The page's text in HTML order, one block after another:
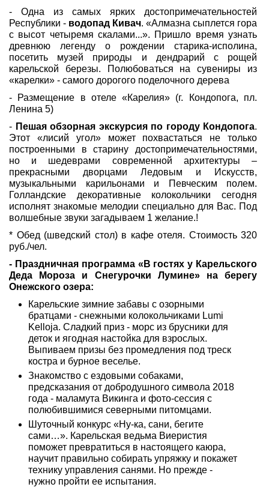
- Одна из самых ярких достопримечательностей
Республики - водопад Кивач. «Алмазна сыплется гора
с высот четыремя скалами...». Пришло время узнать
древнюю легенду о рождении старика-исполина,
посетить музей природы и дендрарий с рощей
карельской березы. Полюбоваться на сувениры из
«карелки» - самого дорогого поделочного дерева
- Размещение в отеле «Карелия» (г. Кондопога, пл.
Ленина 5)
- Пешая обзорная экскурсия по городу Кондопога.
Этот «лисий угол» может похвастаться не только
построенными в старину достопримечательностями,
но и шедеврами современной архитектуры –
прекрасными дворцами Ледовым и Искусств,
музыкальными карильонами и Певческим полем.
Голландские декоративные колокольчики сегодня
исполнят знакомые мелодии специально для Вас. Под
волшебные звуки загадываем 1 желание.!
* Обед (шведский стол) в кафе отеля. Стоимость 320
руб./чел.
- Праздничная программа «В гостях у Карельского
Деда Мороза и Снегурочки Лумине» на берегу
Онежского озера:
Карельские зимние забавы с озорными
братцами - снежными колокольчиками Lumi
Kelloja. Сладкий приз - морс из брусники для
деток и ягодная настойка для взрослых.
Выпиваем призы без промедления под треск
костра и бурное веселье.
Знакомство с ездовыми собаками,
предсказания от добродушного символа 2018
года - маламута Викинга и фото-сессия с
полюбившимися северными питомцами.
Шуточный конкурс «Ну-ка, сани, бегите
сами…». Карельская ведьма Виеристия
поможет превратиться в настоящего каюра,
научит правильно собирать упряжку и покажет
технику управления санями. Но прежде -
нужно пройти ее испытания.